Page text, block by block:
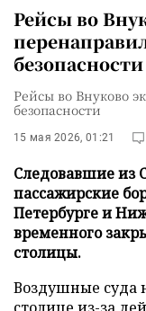
Рейсы во
безопасности
Рейсы во Внуково
безопасности
15 мая 2026, 01:21
Следовавшие из
пассажирские
Петербурге и
временного
столицы.
Воздушные суда